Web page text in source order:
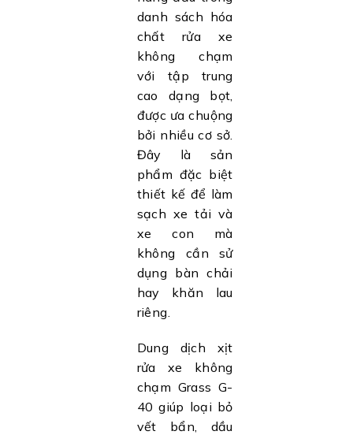
danh sách hóa
chất rửa xe
không chạm
với tập trung
cao dạng bọt,
được ưa chuộng
bởi nhiều cơ sở.
Đây là sản
phẩm đặc biệt
thiết kế để làm
sạch xe tải và
xe con mà
không cần sử
dụng bàn chải
hay khăn lau
riêng.
Dung dịch xịt
rửa xe không
chạm Grass G-
40 giúp loại bỏ
vết bẩn, dầu